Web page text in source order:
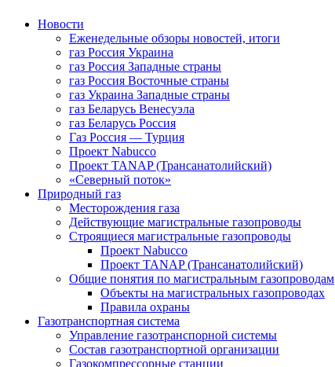
Новости
Еженедельные обзоры новостей, итоги
газ Россия Украина
газ Россия Западные страны
газ Россия Восточные страны
газ Украина Западные страны
газ Беларусь Венесуэла
газ Беларусь Россия
Газ Россия — Турция
Проект Nabucco
Проект TANAP (Трансанатолийский)
«Северный поток»
Природный газ
Месторождения газа
Действующие магистральные газопроводы
Строящиеся магистральные газопроводы
Проект Nabucco
Проект TANAP (Трансанатолийский)
Общие понятия по магистральным газопроводам
Объекты на магистральных газопроводах
Правила охраны
Газотранспортная система
Управление газотранспорной системы
Состав газотранспортной организации
Газокомпрессорные станции